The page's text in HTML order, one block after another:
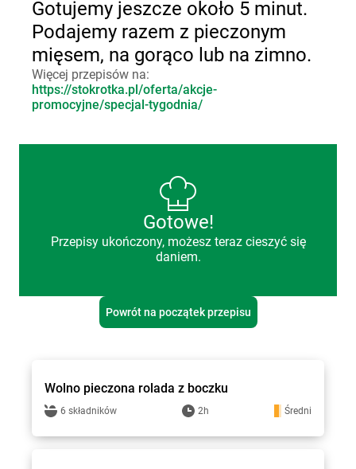
Gotujemy jeszcze około 5 minut.
Podajemy razem z pieczonym
mięsem, na gorąco lub na zimno.
Więcej przepisów na:
https://stokrotka.pl/oferta/akcje-
promocyjne/specjal-tygodnia/
Gotowe!
Przepisy ukończony, możesz teraz cieszyć się
daniem.
Powrót na początek przepisu
Wolno pieczona rolada z boczku
6 składników 2h Średni
Stokrotka - przepisy